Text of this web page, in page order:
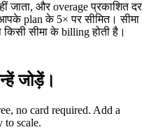
जाता, और overage प्रकाशित दर
plan के 5× पर सीमित। सीमा
सीमा के billing होती है।
जोड़ें।
no card required. Add a
to scale.